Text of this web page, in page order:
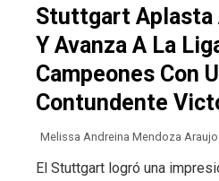
Stuttgart Aplasta
Y Avanza A La
Campeones Con
Contundente
Melissa Andreina Mendoza Araujo
El Stuttgart logró una